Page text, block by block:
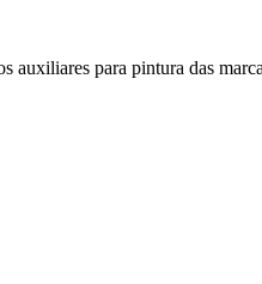
auxiliares para pintura das